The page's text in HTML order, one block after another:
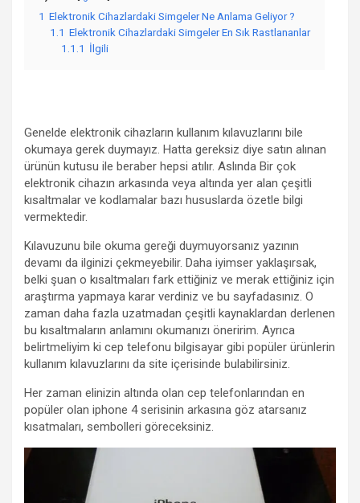
1 Elektronik Cihazlardaki Simgeler Ne Anlama Geliyor ?
1.1 Elektronik Cihazlardaki Simgeler En Sık Rastlananlar
1.1.1 İlgili
Genelde elektronik cihazların kullanım kılavuzlarını bile
okumaya gerek duymayız. Hatta gereksiz diye satın alınan
ürünün kutusu ile beraber hepsi atılır. Aslında Bir çok
elektronik cihazın arkasında veya altında yer alan çeşitli
kısaltmalar ve kodlamalar bazı hususlarda özetle bilgi
vermektedir.
Kılavuzunu bile okuma gereği duymuyorsanız yazının
devamı da ilginizi çekmeyebilir. Daha iyimser yaklaşırsak,
belki şuan o kısaltmaları fark ettiğiniz ve merak ettiğiniz için
araştırma yapmaya karar verdiniz ve bu sayfadasınız. O
zaman daha fazla uzatmadan çeşitli kaynaklardan derlenen
bu kısaltmaların anlamını okumanızı öneririm. Ayrıca
belirtmeliyim ki cep telefonu bilgisayar gibi popüler ürünlerin
kullanım kılavuzlarını da site içerisinde bulabilirsiniz.
Her zaman elinizin altında olan cep telefonlarından en
popüler olan iphone 4 serisinin arkasına göz atarsanız
kısatmaları, sembolleri göreceksiniz.